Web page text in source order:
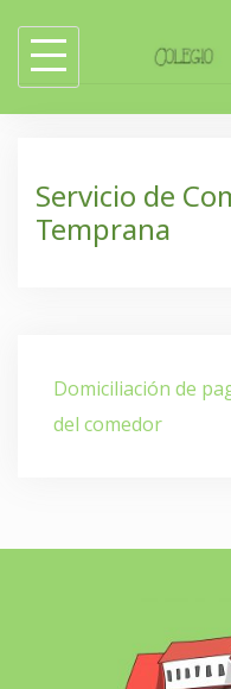
content
Servicio de
Temprana
Navegación
de
entradas
Domiciliación de
del comedor